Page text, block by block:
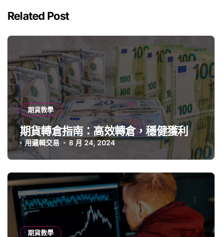
Related Post
期貨教學
期貨轉倉指南：高效轉倉，穩健獲利
用邏輯交易 8 月 24, 2024
期貨教學